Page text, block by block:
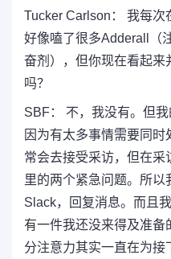
Tucker Carlson： 我每
好像嗑了很多Adderall（
奋剂），但你现在看起来
吗？
SBF： 不，我没有。但我
因为有太多事情需要同
常会去接受采访，但在采
里的两个紧急问题。所
Slack，回复消息。而且
有一件我还没来得及准备
分注意力其实一直在为接